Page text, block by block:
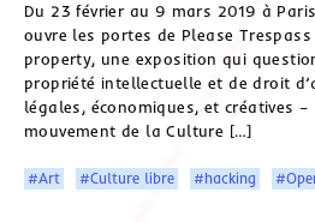
Du 23 février au 9 mars 2019 à
ouvre les portes de Please
property, une exposition qui
propriété intellectuelle et de droit
légales, économiques, et créatives –
mouvement de la Culture […]
#Art #Culture libre #hacking